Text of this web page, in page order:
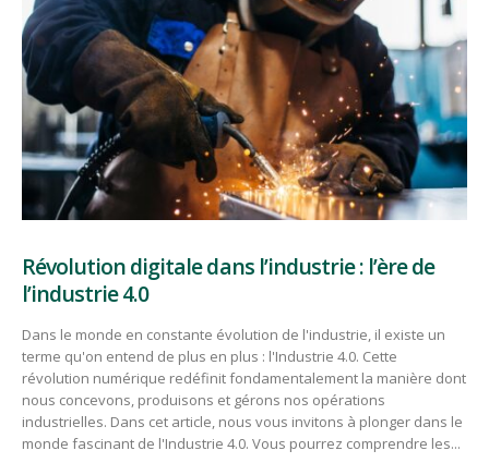
Révolution digitale dans l’industrie : l’ère de
l’industrie 4.0
Dans le monde en constante évolution de l'industrie, il existe un
terme qu'on entend de plus en plus : l'Industrie 4.0. Cette
révolution numérique redéfinit fondamentalement la manière dont
nous concevons, produisons et gérons nos opérations
industrielles. Dans cet article, nous vous invitons à plonger dans le
monde fascinant de l'Industrie 4.0. Vous pourrez comprendre les...